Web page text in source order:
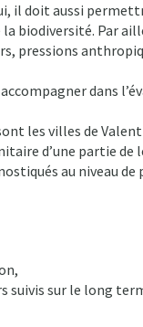
il doit aussi
biodiversité. Par
pressions
dans
les villes de
d’une partie
au niveau
suivis sur le long